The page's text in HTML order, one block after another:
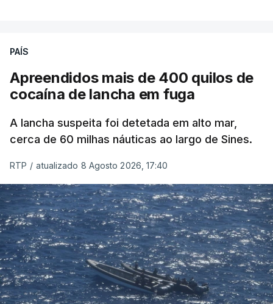
PAÍS
Apreendidos mais de 400 quilos de
cocaína de lancha em fuga
A lancha suspeita foi detetada em alto mar,
cerca de 60 milhas náuticas ao largo de Sines.
RTP / atualizado 8 Agosto 2026, 17:40